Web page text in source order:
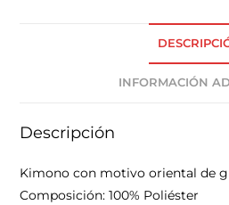
INFORMACIÓN
Descripción
Kimono con motivo oriental de
Composición: 100% Poliéster